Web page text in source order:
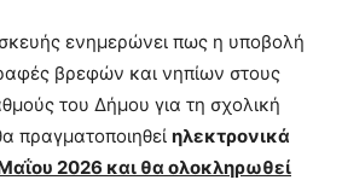
ενημερώνει πως η υποβολή
βρεφών και νηπίων στους
του Δήμου για τη σχολική
πραγματοποιηθεί ηλεκτρονικά
2026 και θα ολοκληρωθεί